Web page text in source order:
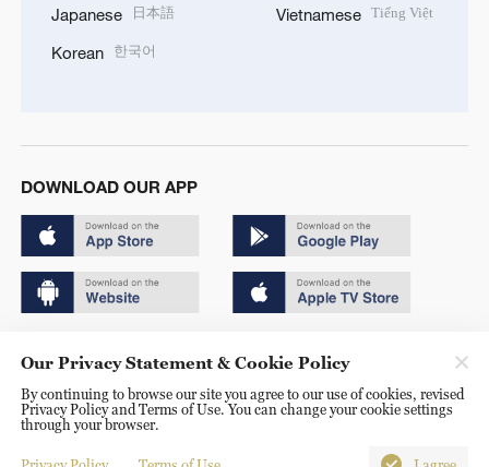
Japanese 日本語
Korean 한국어
Vietnamese Tiếng Việt
DOWNLOAD OUR APP
京ICP备20000184号
京公网安备 11010502050052号
Disinformation report hotline: 010-85061466
Our Privacy Statement & Cookie Policy
By continuing to browse our site you agree to our use of cookies, revised
Privacy Policy and Terms of Use. You can change your cookie settings
through your browser.